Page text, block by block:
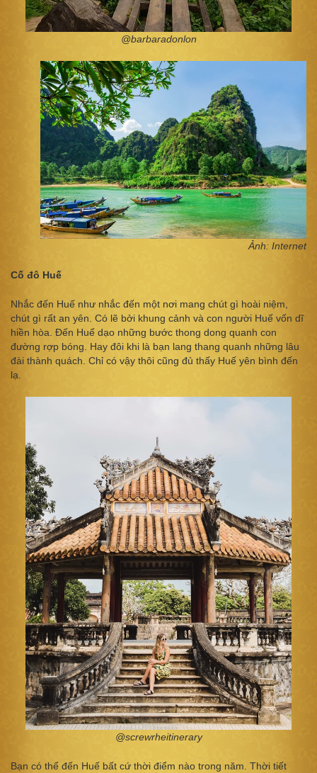
@barbaradonlon
Ảnh: Internet
Cố đô Huế
Nhắc đến Huế như nhắc đến một nơi mang chút gì hoài niệm,
chút gì rất an yên. Có lẽ bởi khung cảnh và con người Huế vốn dĩ
hiền hòa. Đến Huế dạo những bước thong dong quanh con
đường rợp bóng. Hay đôi khi là bạn lang thang quanh những lâu
đài thành quách. Chỉ có vậy thôi cũng đủ thấy Huế yên bình đến
lạ.
@screwrheitinerary
Bạn có thể đến Huế bất cứ thời điểm nào trong năm. Thời tiết